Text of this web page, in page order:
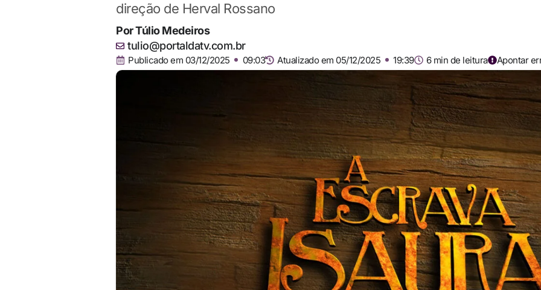
direção de Herval Rossano
PorTúlio Medeiros
tulio@portaldatv.com.br
Publicado em 03/12/2025 09:03 Atualizado em 05/12/2025 19:39 6 min de leitura Apontar